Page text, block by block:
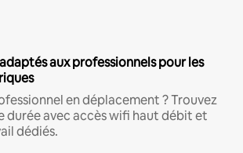
aux professionnels pour les
en déplacement ? Trouvez
durée avec accès wifi haut débit et
dédiés.